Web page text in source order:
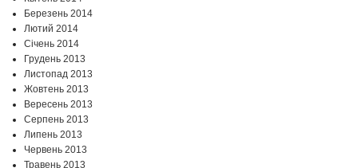
Березень 2014
Лютий 2014
Січень 2014
Грудень 2013
Листопад 2013
Жовтень 2013
Вересень 2013
Серпень 2013
Липень 2013
Червень 2013
Травень 2013